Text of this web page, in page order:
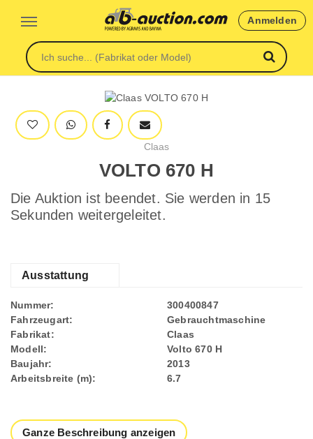
Anmelden
Claas
VOLTO 670 H
Die Auktion ist beendet. Sie werden in 15
Sekunden weitergeleitet.
Ausstattung
Nummer:
300400847
Fahrzeugart:
Gebrauchtmaschine
Fabrikat:
Claas
Modell:
Volto 670 H
Baujahr:
2013
Arbeitsbreite (m):
6.7
Ganze Beschreibung anzeigen